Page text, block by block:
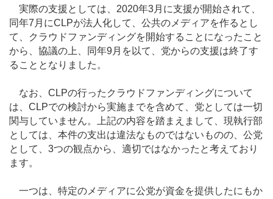
実際の支援としては、2020年3月に支援が開始されて、
同年7月にCLPが法人化して、公共のメディアを作るとし
て、クラウドファンディングを開始することになったこと
から、協議の上、同年9月を以て、党からの支援は終了す
ることとなりました。
なお、CLPの行ったクラウドファンディングについて
は、CLPでの検討から実施までを含めて、党としては一切
関与していません。上記の内容を踏まえまして、現執行部
としては、本件の支出は違法なものではないものの、公党
として、3つの観点から、適切ではなかったと考えており
ます。
一つは、特定のメディアに公党が資金を提供したにもか